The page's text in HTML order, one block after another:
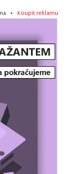
• Koupit reklamu